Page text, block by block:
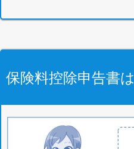
保険料控除申告書